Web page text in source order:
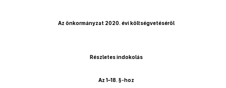
Az önkormányzat 2020. évi költségvetéséről
Részletes indokolás
Az 1–18. §-hoz